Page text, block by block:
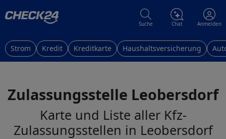
Suche Chat Anmelden
Strom Kredit Kreditkarte Haushaltsversicherung
Zulassungsstelle Leobersdorf
Karte und Liste aller Kfz-
Zulassungsstellen in Leobersdorf